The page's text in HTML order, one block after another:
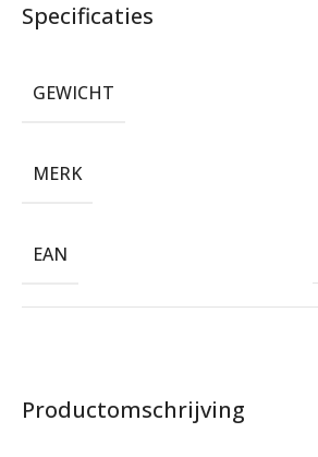
Productomschrijving
Specificaties
GEWICHT
MERK
EAN